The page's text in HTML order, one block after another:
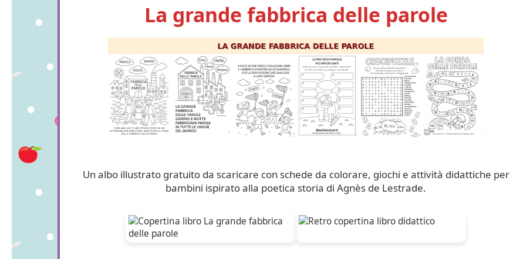
La grande fabbrica delle parole
Un albo illustrato gratuito da scaricare con schede da colorare, giochi e attività didattiche per
bambini ispirato alla poetica storia di Agnès de Lestrade.